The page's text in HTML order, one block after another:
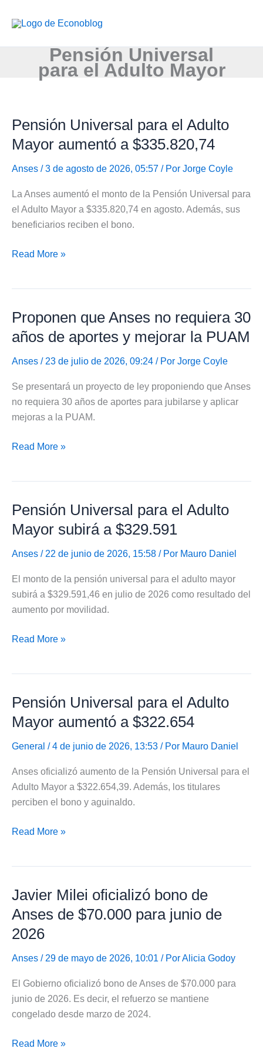
Pensión Universal
para el Adulto Mayor
Pensión Universal para el Adulto
Mayor aumentó a $335.820,74
Anses / 3 de agosto de 2026, 05:57 / Por Jorge Coyle
La Anses aumentó el monto de la Pensión Universal para
el Adulto Mayor a $335.820,74 en agosto. Además, sus
beneficiarios reciben el bono.
Pensión
Adulto
Mayor
aumentó
a
Read More »
Proponen que Anses no requiera 30
años de aportes y mejorar la PUAM
Anses / 23 de julio de 2026, 09:24 / Por Jorge Coyle
Se presentará un proyecto de ley proponiendo que Anses
no requiera 30 años de aportes para jubilarse y aplicar
mejoras a la PUAM.
Proponen
requiera
30
años
de
y
mejorar
la
Read More »
Pensión Universal para el Adulto
Mayor subirá a $329.591
Anses / 22 de junio de 2026, 15:58 / Por Mauro Daniel
El monto de la pensión universal para el adulto mayor
subirá a $329.591,46 en julio de 2026 como resultado del
aumento por movilidad.
Pensión
Adulto
Mayor
subirá
a
Read More »
Pensión Universal para el Adulto
Mayor aumentó a $322.654
General / 4 de junio de 2026, 13:53 / Por Mauro Daniel
Anses oficializó aumento de la Pensión Universal para el
Adulto Mayor a $322.654,39. Además, los titulares
perciben el bono y aguinaldo.
Pensión
Adulto
Mayor
aumentó
a
$322.654
Read More »
Javier Milei oficializó bono de
Anses de $70.000 para junio de
2026
Anses / 29 de mayo de 2026, 10:01 / PorAlicia Godoy
El Gobierno oficializó bono de Anses de $70.000 para
junio de 2026. Es decir, el refuerzo se mantiene
congelado desde marzo de 2024.
Javier
Read More »